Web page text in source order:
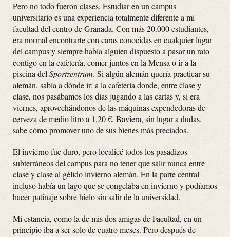
Pero no todo fueron clases. Estudiar en un campus
universitario es una experiencia totalmente diferente a mi
facultad del centro de Granada. Con más 20.000 estudiantes,
era normal encontrarte con caras conocidas en cualquier lugar
del campus y siempre había alguien dispuesto a pasar un rato
contigo en la cafetería, comer juntos en la Mensa o ir a la
piscina del Sportzentrum. Si algún alemán quería practicar su
alemán, sabía a dónde ir: a la cafetería donde, entre clase y
clase, nos pasábamos los días jugando a las cartas y, si era
viernes, aprovechándonos de las máquinas expendedoras de
cerveza de medio litro a 1,20 €. Baviera, sin lugar a dudas,
sabe cómo promover uno de sus bienes más preciados.
El invierno fue duro, pero localicé todos los pasadizos
subterráneos del campus para no tener que salir nunca entre
clase y clase al gélido invierno alemán. En la parte central
incluso había un lago que se congelaba en invierno y podíamos
hacer patinaje sobre hielo sin salir de la universidad.
Mi estancia, como la de mis dos amigas de Facultad, en un
principio iba a ser solo de cuatro meses. Pero después de